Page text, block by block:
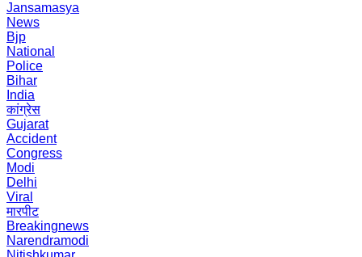
Jansamasya
News
Bjp
National
Police
Bihar
India
कांग्रेस
Gujarat
Accident
Congress
Modi
Delhi
Viral
मारपीट
Breakingnews
Narendramodi